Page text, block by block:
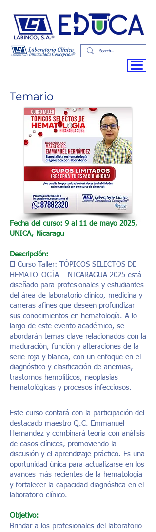
Temario
Fecha del curso: 9 al 11 de mayo 2025,
UNICA, Nicaragu
Descripción:
El Curso Taller: TÓPICOS SELECTOS DE
HEMATOLOGÍA – NICARAGUA 2025 está
diseñado para profesionales y estudiantes
del área de laboratorio clínico, medicina y
carreras afines que deseen profundizar
sus conocimientos en hematología. A lo
largo de este evento académico, se
abordarán temas clave relacionados con la
maduración, función y alteraciones de la
serie roja y blanca, con un enfoque en el
diagnóstico y clasificación de anemias,
trastornos hemolíticos, neoplasias
hematológicas y procesos infecciosos.
Este curso contará con la participación del
destacado maestro Q.C. Emmanuel
Hernandez y combinará teoría con análisis
de casos clínicos, promoviendo la
discusión y el aprendizaje práctico. Es una
oportunidad única para actualizarse en los
avances más recientes de la hematología
y fortalecer la capacidad diagnóstica en el
laboratorio clínico.
Objetivo:
Brindar a los profesionales del laboratorio